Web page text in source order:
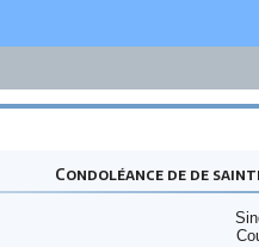
Condoléance de de